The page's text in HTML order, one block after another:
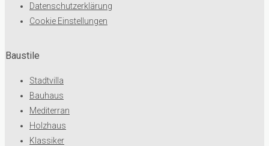
Baustile
Stadtvilla
Bauhaus
Mediterran
Holzhaus
Klassiker
Datenschutzerklärung
Cookie Einstellungen